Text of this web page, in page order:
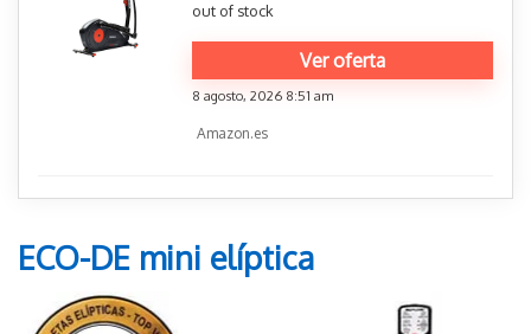
out of stock
Ver oferta
8 agosto, 2026 8:51 am
Amazon.es
ECO-DE mini elíptica